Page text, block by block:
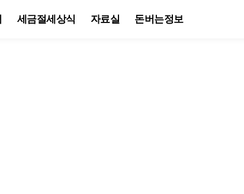
세금절세상식 자료실 돈버는정보